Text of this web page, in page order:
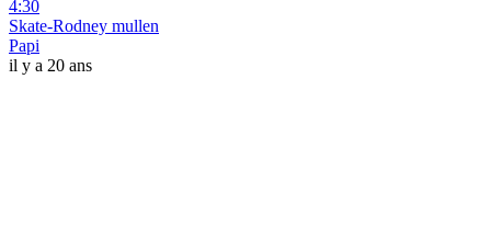
4:30
Skate-Rodney mullen
Papi
il y a 20 ans